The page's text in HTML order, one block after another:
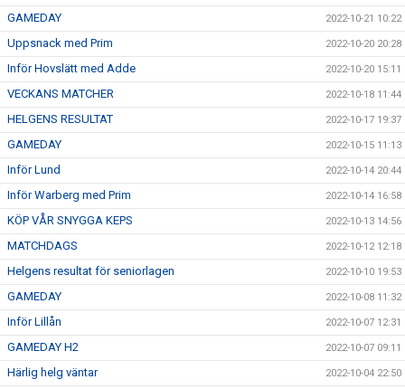
GAMEDAY 2022-10-21 10:22
Uppsnack med Prim 2022-10-20 20:28
Inför Hovslätt med Adde 2022-10-20 15:11
VECKANS MATCHER 2022-10-18 11:44
HELGENS RESULTAT 2022-10-17 19:37
GAMEDAY 2022-10-15 11:13
Inför Lund 2022-10-14 20:44
Inför Warberg med Prim 2022-10-14 16:58
KÖP VÅR SNYGGA KEPS 2022-10-13 14:56
MATCHDAGS 2022-10-12 12:18
Helgens resultat för seniorlagen 2022-10-10 19:53
GAMEDAY 2022-10-08 11:32
Inför Lillån 2022-10-07 12:31
GAMEDAY H2 2022-10-07 09:11
Härlig helg väntar 2022-10-04 22:50